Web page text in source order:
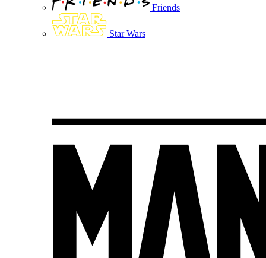
Friends
Star Wars